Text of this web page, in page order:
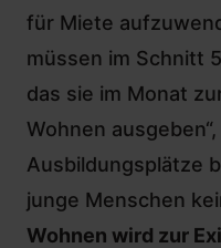
für Miete
müssen im Schnitt
das sie im Monat
Wohnen
Ausbildungsplätze
junge Menschen
Wohnen wird zur